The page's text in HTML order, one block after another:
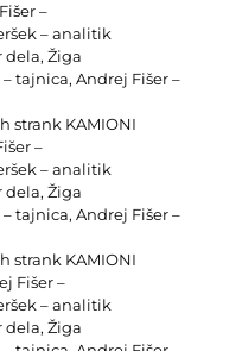
–
– analitik
dela, Žiga
tajnica, Andrej Fišer –
strank KAMIONI
–
– analitik
dela, Žiga
tajnica, Andrej Fišer –
strank KAMIONI
Fišer –
– analitik
dela, Žiga